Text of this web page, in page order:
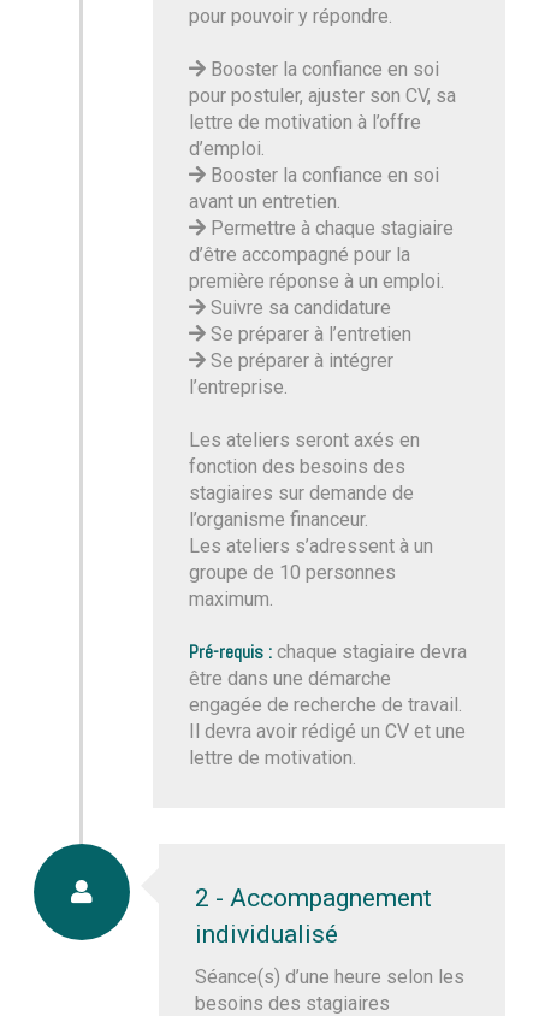
pour pouvoir y répondre.
Booster la confiance en soi
pour postuler, ajuster son CV, sa
lettre de motivation à l’offre
d’emploi.
Booster la confiance en soi
avant un entretien.
Permettre à chaque stagiaire
d’être accompagné pour la
première réponse à un emploi.
Suivre sa candidature
Se préparer à l’entretien
Se préparer à intégrer
l’entreprise.
Les ateliers seront axés en
fonction des besoins des
stagiaires sur demande de
l’organisme financeur.
Les ateliers s’adressent à un
groupe de 10 personnes
maximum.
Pré-requis : chaque stagiaire devra
être dans une démarche
engagée de recherche de travail.
Il devra avoir rédigé un CV et une
lettre de motivation.
2 - Accompagnement
individualisé
Séance(s) d’une heure selon les
besoins des stagiaires